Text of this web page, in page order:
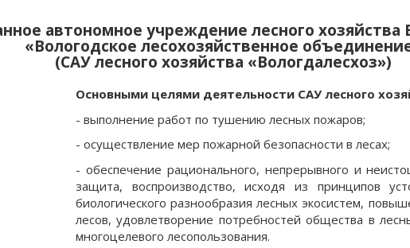
автономное учреждение лесного хозяйства
«Вологодское лесохозяйственное
(САУ лесного хозяйства «Вологдалесхоз»)
Основными целями деятельности САУ лесного
- выполнение работ по тушению лесных пожаров;
- осуществление мер пожарной безопасности в лесах;
- обеспечение рационального, непрерывного и
защита, воспроизводство, исходя из принципов
биологического разнообразия лесных экосистем,
лесов, удовлетворение потребностей общества в
многоцелевого лесопользования.